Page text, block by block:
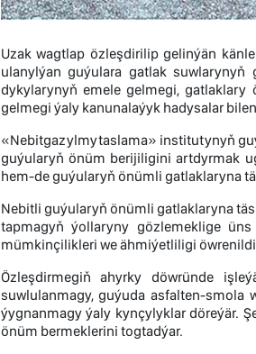
Uzak wagtlap özleşdirilip gelinýän
ulanylýan guýulara gatlak
dykylarynyň emele gelmegi,
gelmegi ýaly kanunalaýyk hadysalar
«Nebitgazylmytaslama» institutynyň
guýularyň önüm berijiligini artdyrmak
hem-de guýularyň önümli gatlaklaryna
Nebitli guýularyň önümli gatlaklaryna
tapmagyň ýollaryny gözlemeklige
mümkinçilikleri we ähmiýetliligi
Özleşdirmegiň ahyrky döwründe
suwlulanmagy, guýuda asfalten-smola
ýygnanmagy ýaly kynçylyklar döreýär.
önüm bermeklerini togtadýar.